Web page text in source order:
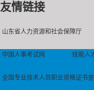
友情链接
山东省人力资源和社会保障厅
中国人事考试网 技能人
全国专业技术人员职业资格证书